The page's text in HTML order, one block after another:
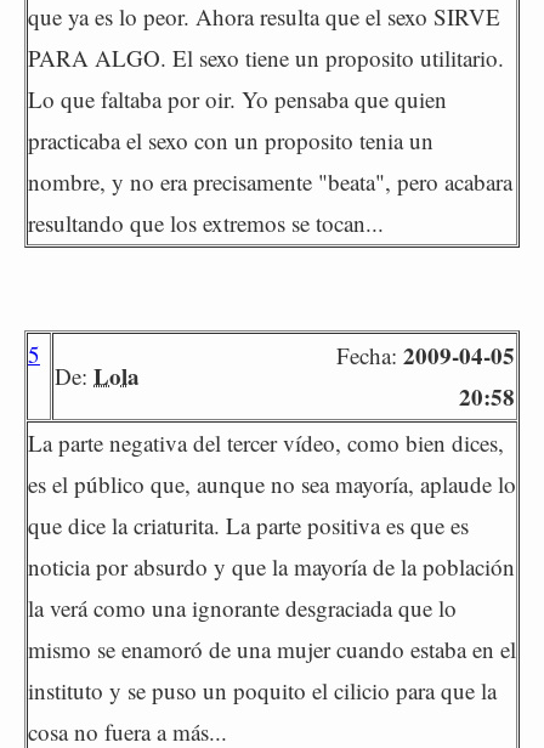
que ya es lo peor. Ahora resulta que el sexo SIRVE
PARA ALGO. El sexo tiene un proposito utilitario.
Lo que faltaba por oir. Yo pensaba que quien
practicaba el sexo con un proposito tenia un
nombre, y no era precisamente "beata", pero acabara
resultando que los extremos se tocan...
5
De: Lola
Fecha: 2009-04-05
20:58
La parte negativa del tercer vídeo, como bien dices,
es el público que, aunque no sea mayoría, aplaude lo
que dice la criaturita. La parte positiva es que es
noticia por absurdo y que la mayoría de la población
la verá como una ignorante desgraciada que lo
mismo se enamoró de una mujer cuando estaba en el
instituto y se puso un poquito el cilicio para que la
cosa no fuera a más...